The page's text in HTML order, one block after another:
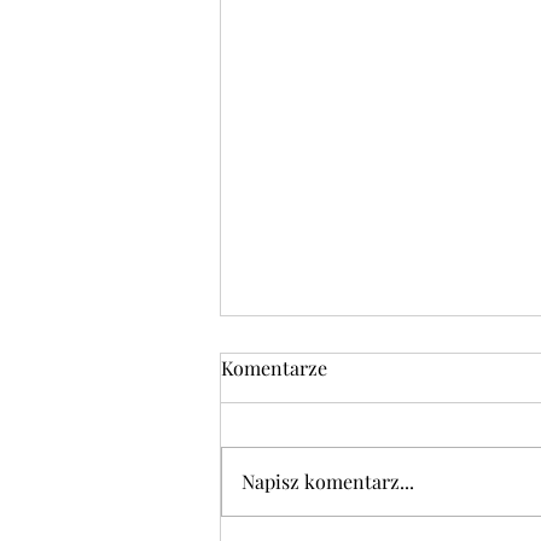
Komentarze
Napisz komentarz...